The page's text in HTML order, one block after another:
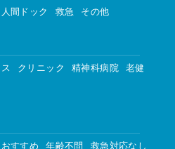
間ドック 救急 その他
クリニック 精神科病院
老健
すすめ 年齢不問 救急対応なし